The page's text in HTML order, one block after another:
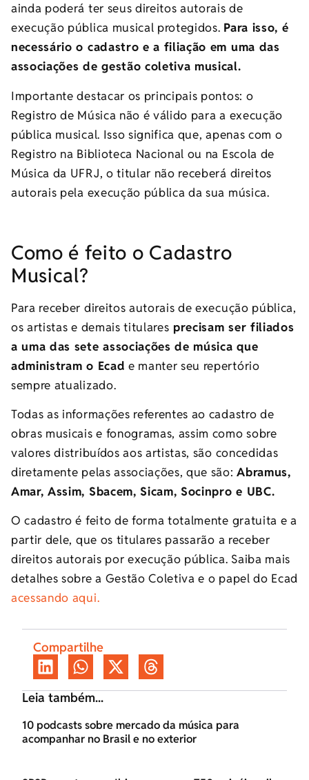
ainda poderá ter seus direitos autorais de
execução pública musical protegidos. Para isso, é
necessário o cadastro e a filiação em uma das
associações de gestão coletiva musical.​​
Importante destacar os principais pontos: o
Registro de Música não é válido para a execução
pública musical. Isso significa que, apenas com o
Registro na Biblioteca Nacional ou na Escola de
Música da UFRJ, o titular não receberá direitos
autorais pela execução pública da sua música.
Como é feito o Cadastro
Musical?
Para receber direitos autorais de execução pública,
os artistas e demais titulares precisam ser filiados
a uma das sete associações de música que
administram o Ecad e manter seu repertório
sempre atualizado.
Todas as informações referentes ao cadastro de
obras musicais e fonogramas, assim como sobre
valores distribuídos aos artistas, são concedidas
diretamente pelas associações, que são:Abramus,
Amar, Assim, Sbacem, Sicam, Socinpro e UBC.
O cadastro é feito de forma totalmente gratuita e a
partir dele, que os titulares passarão a receber
direitos autorais por execução pública. Saiba mais
detalhes sobre a Gestão Coletiva e o papel do Ecad
acessando aqui.
Compartilhe
Leia também...
10 podcasts sobre mercado da música para
acompanhar no Brasil e no exterior